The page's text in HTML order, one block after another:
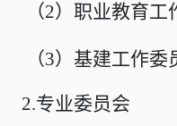
（2） 职业教育工
（3） 基建工作委
2.专业委员会